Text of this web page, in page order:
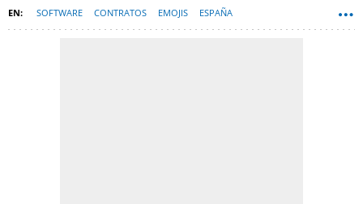
SOFTWARE CONTRATOS EMOJIS ESPAÑA